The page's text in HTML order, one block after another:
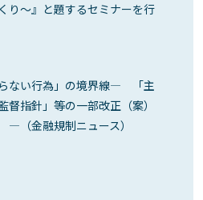
り～』と題するセミナーを行
らない行為」の境界線― 「主
督指針」等の一部改正（案）
―（金融規制ニュース）